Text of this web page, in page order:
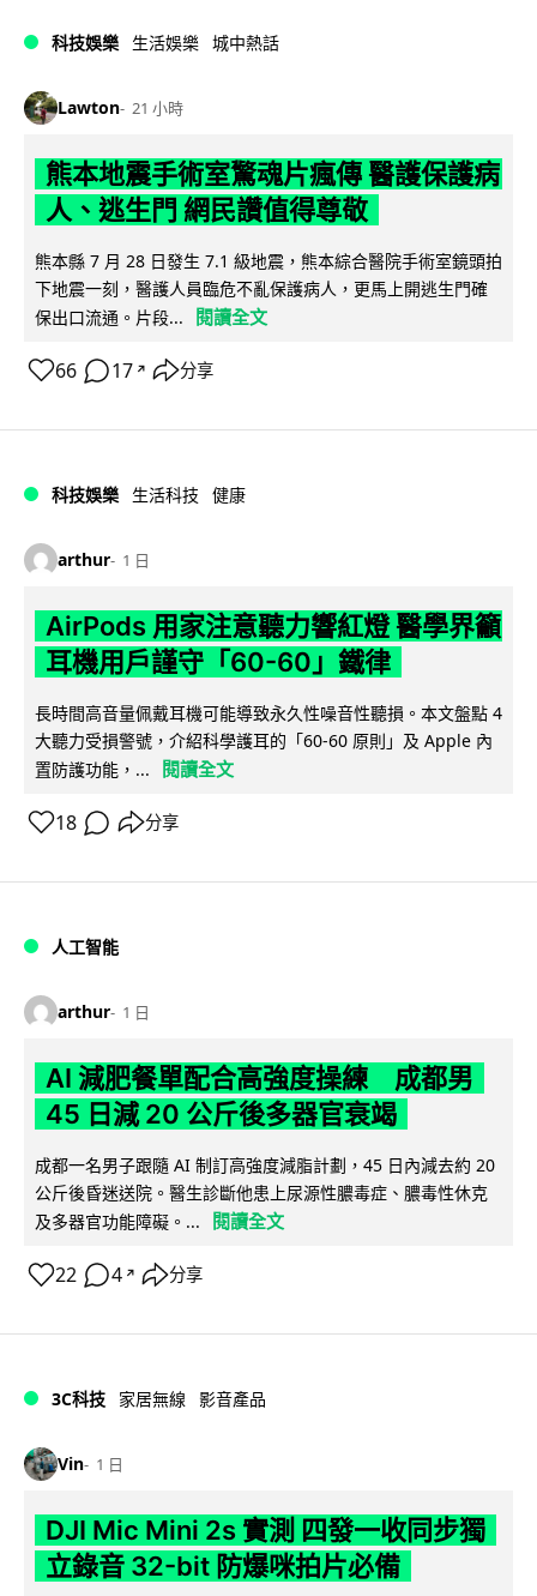
科技娛樂 生活娛樂 城中熱話
Lawton 21 小時
熊本地震手術室驚魂片瘋傳 醫護保護病
人、逃生門 網民讚值得尊敬
熊本縣 7 月 28 日發生 7.1 級地震，熊本綜合醫院手術室鏡頭拍
下地震一刻，醫護人員臨危不亂保護病人，更馬上開逃生門確
保出口流通。片段...
閱讀全文
66 17 ↗ 分享
科技娛樂 生活科技 健康
arthur 1 日
AirPods 用家注意聽力響紅燈 醫學界籲
耳機用戶謹守「60-60」鐵律
長時間高音量佩戴耳機可能導致永久性噪音性聽損。本文盤點 4
大聽力受損警號，介紹科學護耳的「60-60 原則」及 Apple 內
置防護功能，...
閱讀全文
18 分享
人工智能
arthur 1 日
AI 減肥餐單配合高強度操練 成都男
45 日減 20 公斤後多器官衰竭
成都一名男子跟隨 AI 制訂高強度減脂計劃，45 日內減去約 20
公斤後昏迷送院。醫生診斷他患上尿源性膿毒症、膿毒性休克
及多器官功能障礙。...
閱讀全文
22 4 ↗ 分享
3C科技 家居無線 影音產品
Vin 1 日
DJI Mic Mini 2s 實測 四發一收同步獨
立錄音 32-bit 防爆咪拍片必備